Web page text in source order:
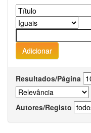
Resultados/Página
Autores/Registo